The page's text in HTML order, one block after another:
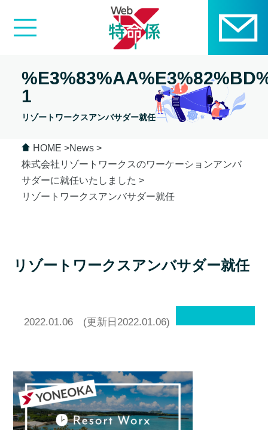
1
リゾートワークスアンバサダー就任
HOME
News
株式会社リゾートワークスのワーケーションアンバ
サダーに就任いたしました
リゾートワークスアンバサダー就任
リゾートワークスアンバサダー就任
2022.01.06(更新日2022.01.06)